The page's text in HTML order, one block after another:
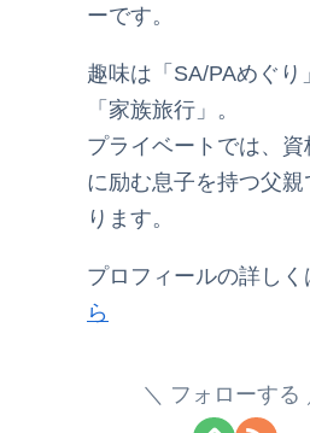
ーです。
趣味は「SA/PAめぐり
「家族旅行」。
プライベートでは、資
に励む息子を持つ父親
ります。
プロフィールの詳しく
ら
フォローする